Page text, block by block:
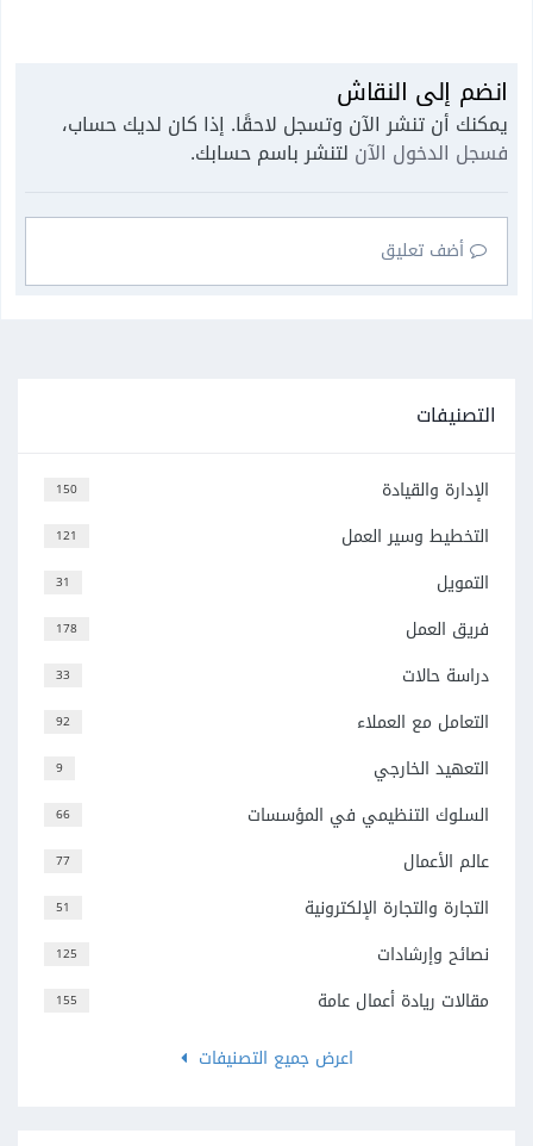
انضم إلى النقاش
يمكنك أن تنشر الآن وتسجل لاحقًا. إذا كان لديك حساب،
فسجل الدخول الآن لتنشر باسم حسابك.
أضف تعليق
التصنيفات
150 الإدارة والقيادة
121 التخطيط وسير العمل
31 التمويل
178 فريق العمل
33 دراسة حالات
92 التعامل مع العملاء
9 التعهيد الخارجي
66 السلوك التنظيمي في المؤسسات
77 عالم الأعمال
51 التجارة والتجارة الإلكترونية
125 نصائح وإرشادات
155
مقالات ريادة أعمال عامة
اعرض جميع التصنيفات